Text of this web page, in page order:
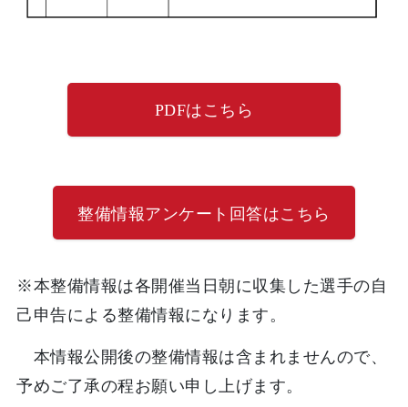
PDFはこちら
整備情報アンケート回答はこちら
※本整備情報は各開催当日朝に収集した選手の自
己申告による整備情報になります。
本情報公開後の整備情報は含まれませんので、
予めご了承の程お願い申し上げます。